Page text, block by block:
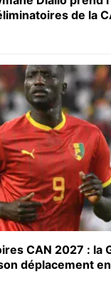
de la
CAN 2027 : la
déplacement